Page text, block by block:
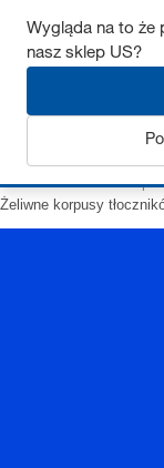
Strona startowa
Żeliwne korpusy
Wygląda na to że
nasz sklep US?